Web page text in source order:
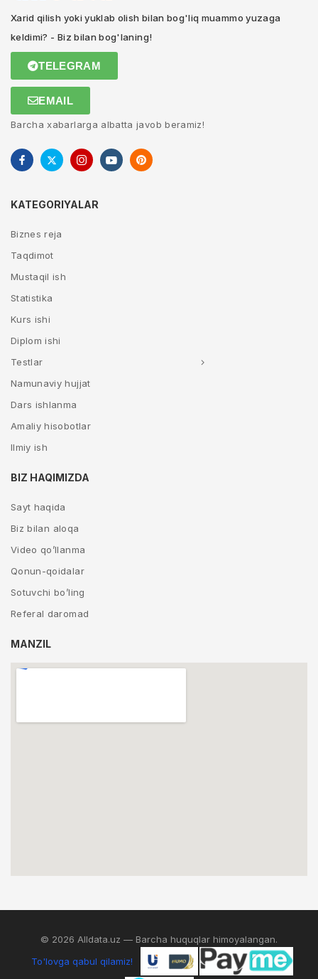
Xarid qilish yoki yuklab olish bilan bog'liq muammo yuzaga
keldimi? - Biz bilan bog'laning!
TELEGRAM
EMAIL
Barcha xabarlarga albatta javob beramiz!
KATEGORIYALAR
Biznes reja
Taqdimot
Mustaqil ish
Statistika
Kurs ishi
Diplom ishi
Testlar
Namunaviy hujjat
Dars ishlanma
Amaliy hisobotlar
Ilmiy ish
BIZ HAQIMIZDA
Sayt haqida
Biz bilan aloqa
Video qo’llanma
Qonun-qoidalar
Sotuvchi bo’ling
Referal daromad
MANZIL
© 2026 Alldata.uz — Barcha huquqlar himoyalangan.
To'lovga qabul qilamiz!